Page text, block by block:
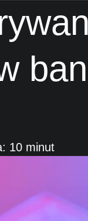
10 minut